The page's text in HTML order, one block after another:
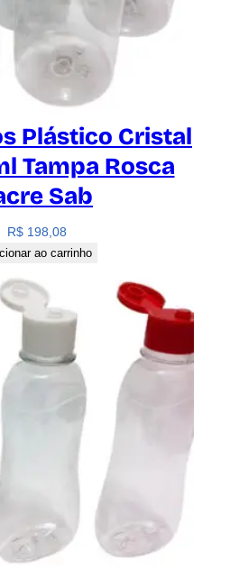
Plástico Cristal
Tampa Rosca
Sab
R$ 198,08
ao carrinho